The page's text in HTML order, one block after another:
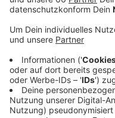
Veröffentlicht:
Anzeige
Mit diesen Rädern
wie Schränke,
transportiert werden.